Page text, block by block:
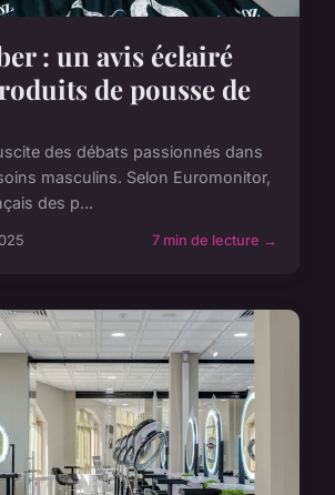
: un avis éclairé
de pousse de
des débats passionnés dans
masculins. Selon Euromonitor,
des p...
7 min de lecture →